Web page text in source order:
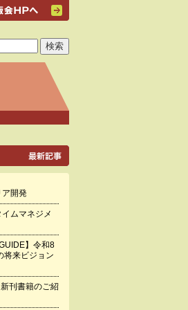
ア開発
ムマネジメ
】令和8
将来ビジョン
刊書籍のご紹